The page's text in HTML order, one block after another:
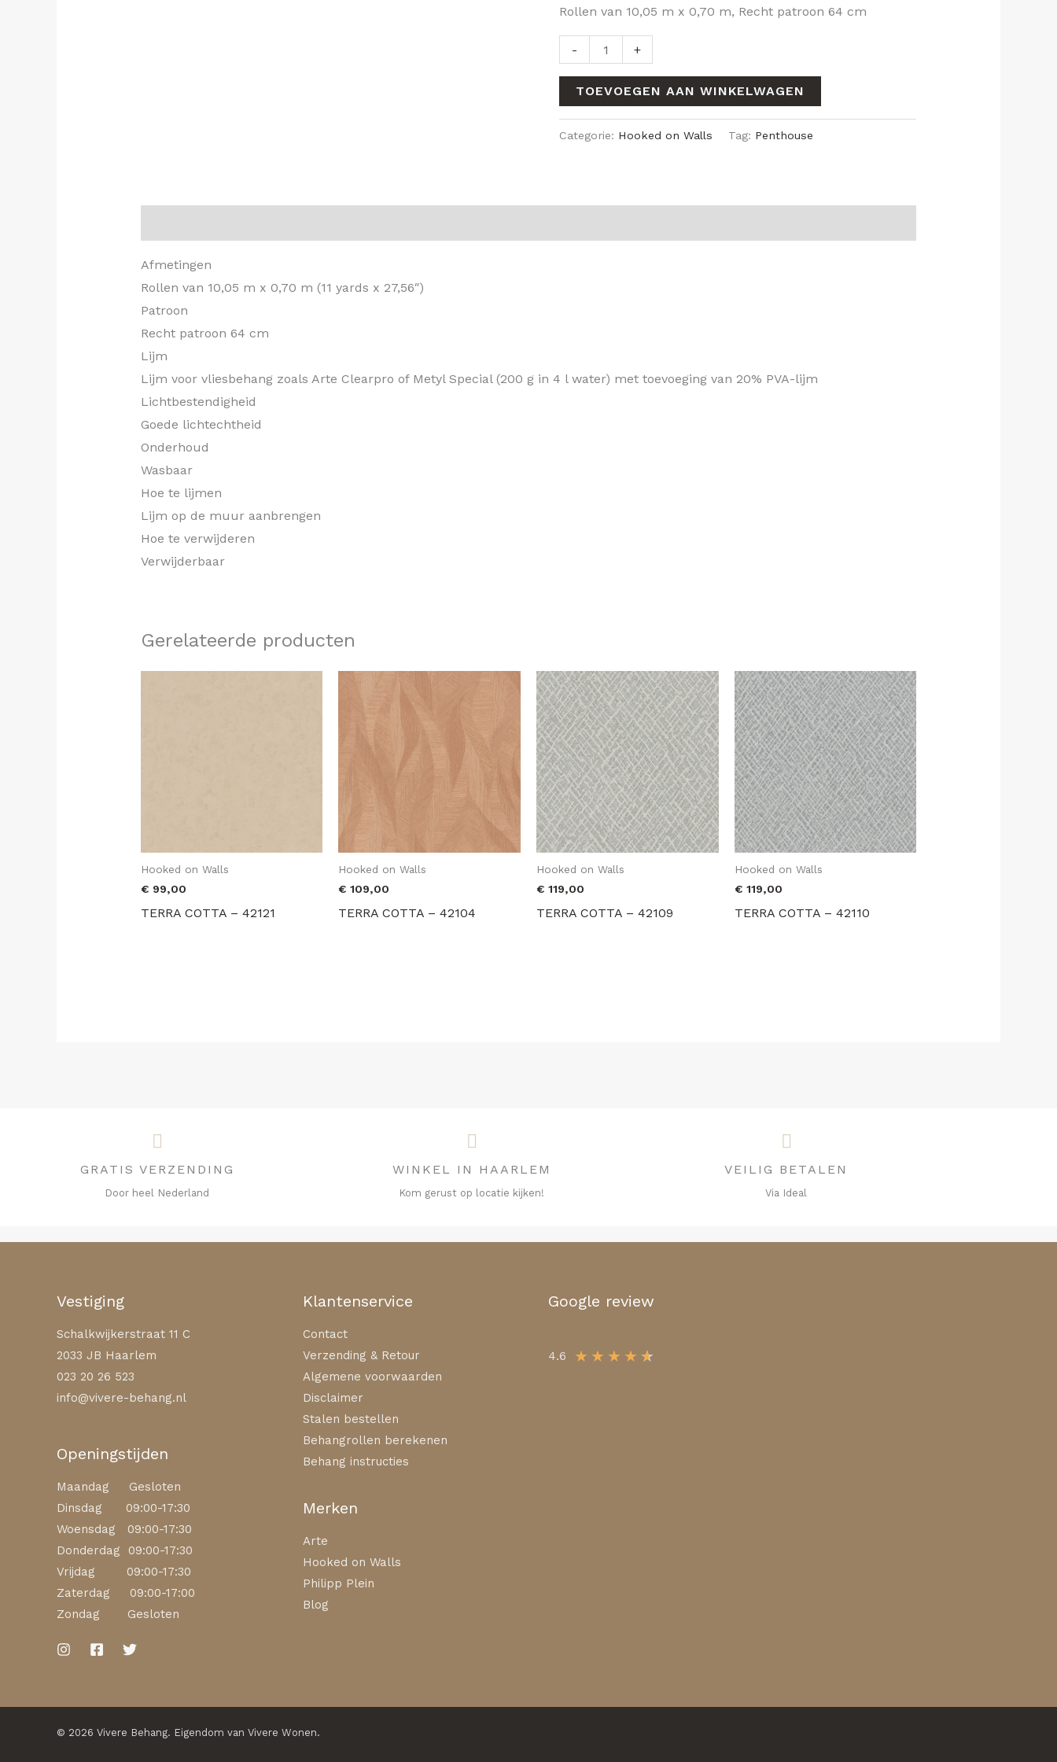
Rollen van 10,05 m x 0,70 m, Recht patroon 64 cm
- +
TOEVOEGEN AAN WINKELWAGEN
Categorie: Hooked on Walls Tag: Penthouse
Afmetingen
Rollen van 10,05 m x 0,70 m (11 yards x 27,56″)
Patroon
Recht patroon 64 cm
Lijm
Lijm voor vliesbehang zoals Arte Clearpro of Metyl Special (200 g in 4 l water) met toevoeging van 20% PVA-lijm
Lichtbestendigheid
Goede lichtechtheid
Onderhoud
Wasbaar
Hoe te lijmen
Lijm op de muur aanbrengen
Hoe te verwijderen
Verwijderbaar
Gerelateerde producten
Hooked on Walls
€ 99,00
TERRA COTTA – 42121
Hooked on Walls
€ 109,00
TERRA COTTA – 42104
Hooked on Walls
€ 119,00
TERRA COTTA – 42109
Hooked on Walls
€ 119,00
TERRA COTTA – 42110
GRATIS VERZENDING
Door heel Nederland
WINKEL IN HAARLEM
Kom gerust op locatie kijken!
VEILIG BETALEN
Via Ideal
Vestiging
Schalkwijkerstraat 11 C
2033 JB Haarlem
023 20 26 523
info@vivere-behang.nl
Openingstijden
Maandag Gesloten
Dinsdag 09:00-17:30
Woensdag 09:00-17:30
Donderdag 09:00-17:30
Vrijdag 09:00-17:30
Zaterdag 09:00-17:00
Zondag Gesloten
Klantenservice
Contact
Verzending & Retour
Algemene voorwaarden
Disclaimer
Stalen bestellen
Behangrollen berekenen
Behang instructies
Merken
Arte
Hooked on Walls
Philipp Plein
Blog
Google review
4.6 ★ ★ ★ ★ ★
© 2026 Vivere Behang. Eigendom van Vivere Wonen.